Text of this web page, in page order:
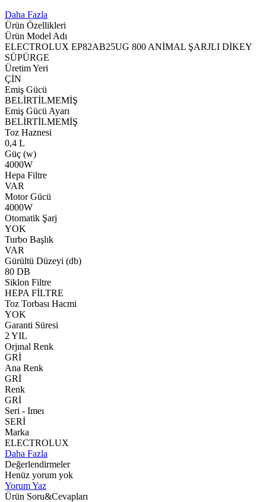
Daha Fazla
Ürün Özellikleri
Ürün Model Adı
ELECTROLUX EP82AB25UG 800 ANİMAL ŞARJLI DİKEY
SÜPÜRGE
Üretim Yeri
ÇİN
Emiş Gücü
BELİRTİLMEMİŞ
Emiş Gücü Ayarı
BELİRTİLMEMİŞ
Toz Haznesi
0,4 L
Güç (w)
4000W
Hepa Filtre
VAR
Motor Gücü
4000W
Otomatik Şarj
YOK
Turbo Başlık
VAR
Gürültü Düzeyi (db)
80 DB
Siklon Filtre
HEPA FİLTRE
Toz Torbası Hacmi
YOK
Garanti Süresi
2 YIL
Orjınal Renk
GRİ
Ana Renk
GRİ
Renk
GRİ
Seri - Imeı
SERİ
Marka
ELECTROLUX
Daha Fazla
Değerlendirmeler
Henüz yorum yok
Yorum Yaz
Ürün Soru&Cevapları